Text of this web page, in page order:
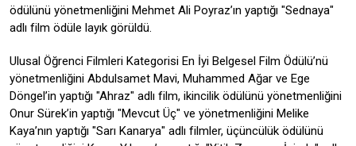
ödülünü yönetmenliğini Mehmet Ali Poyraz’ın yaptığı "Sednaya"
adlı film ödüle layık görüldü.
Ulusal Öğrenci Filmleri Kategorisi En İyi Belgesel Film Ödülü’nü
yönetmenliğini Abdulsamet Mavi, Muhammed Ağar ve Ege
Döngel’in yaptığı "Ahraz" adlı film, ikincilik ödülünü yönetmenliğini
Onur Sürek’in yaptığı "Mevcut Üç" ve yönetmenliğini Melike
Kaya’nın yaptığı "Sarı Kanarya" adlı filmler, üçüncülük ödülünü